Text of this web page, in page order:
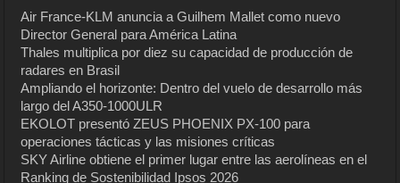
Air France-KLM anuncia a Guilhem Mallet como nuevo
Director General para América Latina
Thales multiplica por diez su capacidad de producción de
radares en Brasil
Ampliando el horizonte: Dentro del vuelo de desarrollo más
largo del A350-1000ULR
EKOLOT presentó ZEUS PHOENIX PX-100 para
operaciones tácticas y las misiones críticas
SKY Airline obtiene el primer lugar entre las aerolíneas en el
Ranking de Sostenibilidad Ipsos 2026